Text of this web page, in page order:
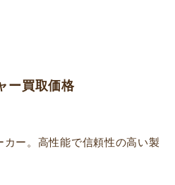
ー買取価格
カー。高性能で信頼性の高い製